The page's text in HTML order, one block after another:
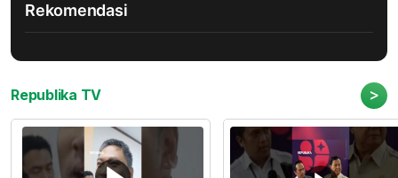
Rekomendasi
Republika TV >